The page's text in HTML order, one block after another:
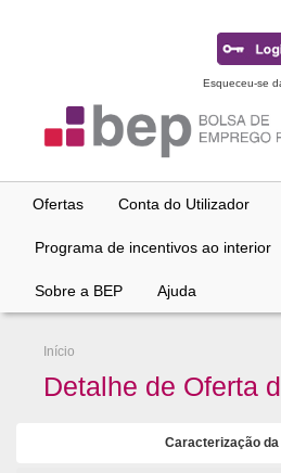
Esqueceu-se
Ofertas Conta do Utilizador
Programa de incentivos ao interior
Sobre a BEP Ajuda
Início
Detalhe de Oferta
Caracterização